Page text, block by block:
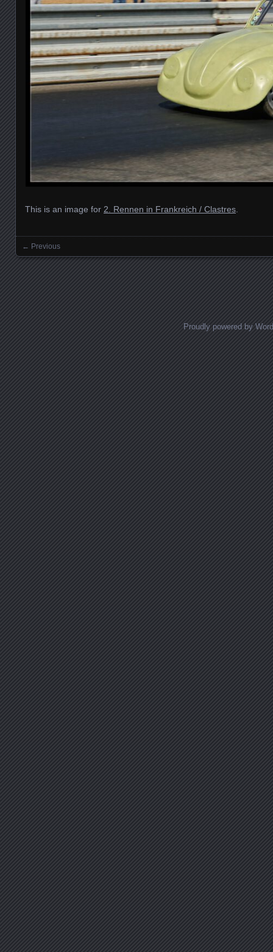
This is an image for 2. Rennen in Frankreich / Clastres
Images navigation
← Previous
Proudly powered by